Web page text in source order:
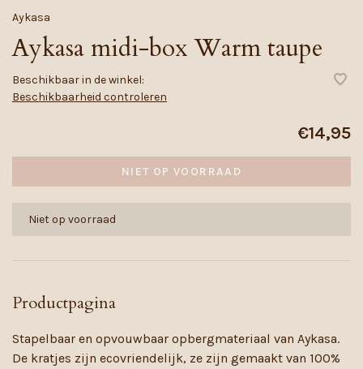
Aykasa
Aykasa midi-box Warm taupe
Beschikbaar in de winkel:
Beschikbaarheid controleren
€14,95
NIET OP VOORRAAD
Niet op voorraad
Productpagina
Stapelbaar en opvouwbaar opbergmateriaal van Aykasa.
De kratjes zijn ecovriendelijk, ze zijn gemaakt van 100%